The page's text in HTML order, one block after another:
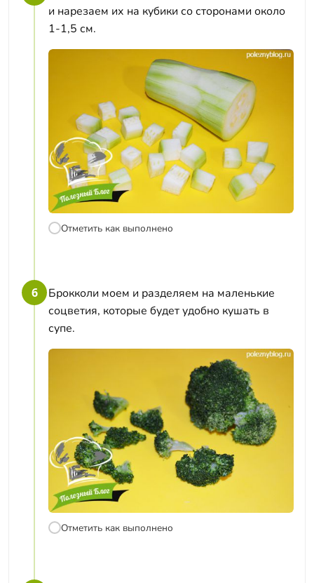
и нарезаем их на кубики со сторонами около
1-1,5 см.
Отметить как выполнено
6
Брокколи моем и разделяем на маленькие
соцветия, которые будет удобно кушать в
супе.
Отметить как выполнено